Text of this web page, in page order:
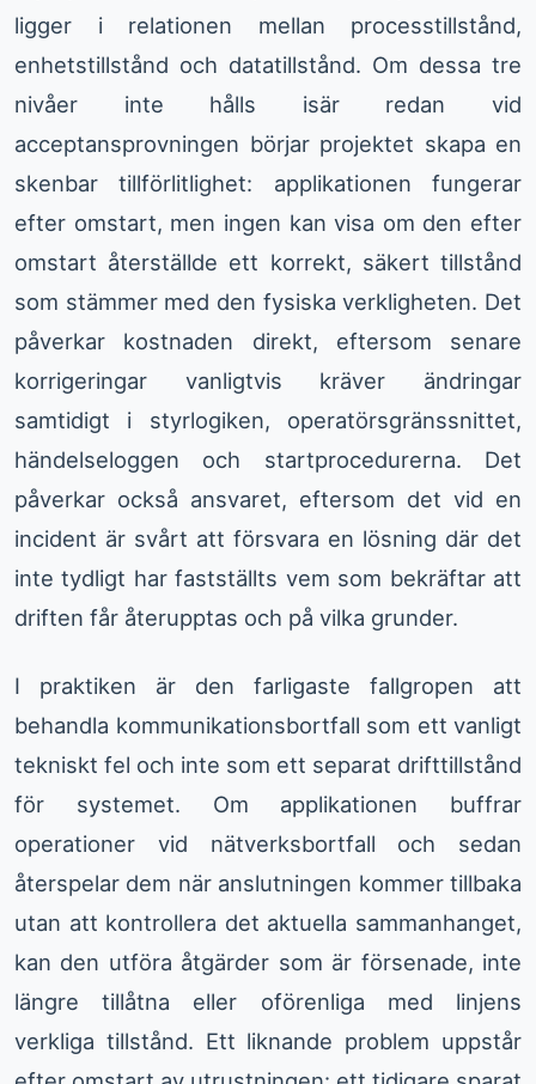
ligger i relationen mellan processtillstånd,
enhetstillstånd och datatillstånd. Om dessa tre
nivåer inte hålls isär redan vid
acceptansprovningen börjar projektet skapa en
skenbar tillförlitlighet: applikationen fungerar
efter omstart, men ingen kan visa om den efter
omstart återställde ett korrekt, säkert tillstånd
som stämmer med den fysiska verkligheten. Det
påverkar kostnaden direkt, eftersom senare
korrigeringar vanligtvis kräver ändringar
samtidigt i styrlogiken, operatörsgränssnittet,
händelseloggen och startprocedurerna. Det
påverkar också ansvaret, eftersom det vid en
incident är svårt att försvara en lösning där det
inte tydligt har fastställts vem som bekräftar att
driften får återupptas och på vilka grunder.
I praktiken är den farligaste fallgropen att
behandla kommunikationsbortfall som ett vanligt
tekniskt fel och inte som ett separat drifttillstånd
för systemet. Om applikationen buffrar
operationer vid nätverksbortfall och sedan
återspelar dem när anslutningen kommer tillbaka
utan att kontrollera det aktuella sammanhanget,
kan den utföra åtgärder som är försenade, inte
längre tillåtna eller oförenliga med linjens
verkliga tillstånd. Ett liknande problem uppstår